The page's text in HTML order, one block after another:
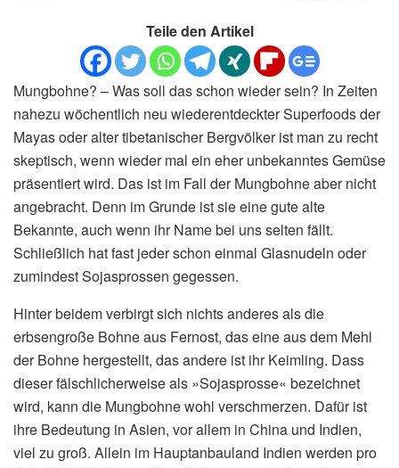
Teile den Artikel
Mungbohne? – Was soll das schon wieder sein? In Zeiten
nahezu wöchentlich neu wiederentdeckter Superfoods der
Mayas oder alter tibetanischer Bergvölker ist man zu recht
skeptisch, wenn wieder mal ein eher unbekanntes Gemüse
präsentiert wird. Das ist im Fall der Mungbohne aber nicht
angebracht. Denn im Grunde ist sie eine gute alte
Bekannte, auch wenn ihr Name bei uns selten fällt.
Schließlich hat fast jeder schon einmal Glasnudeln oder
zumindest Sojasprossen gegessen.
Hinter beidem verbirgt sich nichts anderes als die
erbsengroße Bohne aus Fernost, das eine aus dem Mehl
der Bohne hergestellt, das andere ist ihr Keimling. Dass
dieser fälschlicherweise als »Sojasprosse« bezeichnet
wird, kann die Mungbohne wohl verschmerzen. Dafür ist
ihre Bedeutung in Asien, vor allem in China und Indien,
viel zu groß. Allein im Hauptanbauland Indien werden pro